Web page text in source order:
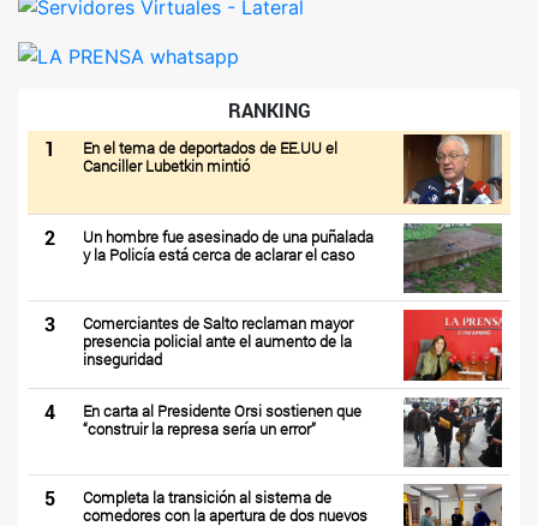
RANKING
1
En el tema de deportados de EE.UU el
Canciller Lubetkin mintió
2
Un hombre fue asesinado de una puñalada
y la Policía está cerca de aclarar el caso
3
Comerciantes de Salto reclaman mayor
presencia policial ante el aumento de la
inseguridad
4
En carta al Presidente Orsi sostienen que
“construir la represa sería un error”
5
Completa la transición al sistema de
comedores con la apertura de dos nuevos